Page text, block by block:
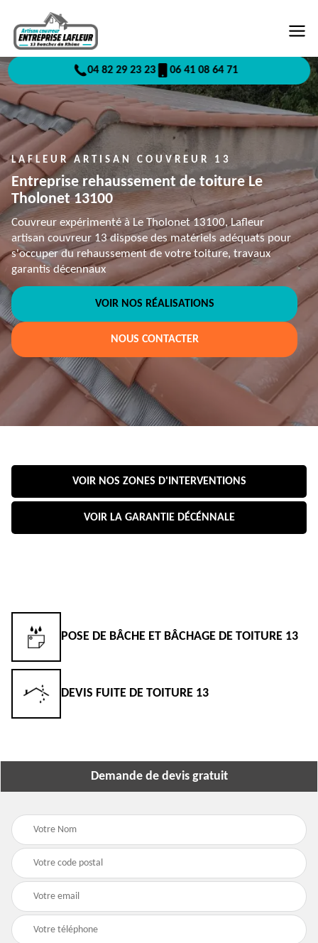
04 82 29 23 23 06 41 08 64 71
LAFLEUR ARTISAN COUVREUR 13
Entreprise rehaussement de toiture Le
Tholonet 13100
Couvreur expérimenté à Le Tholonet 13100, Lafleur
artisan couvreur 13 dispose des matériels adéquats pour
s'occuper du rehaussement de votre toiture, travaux
garantis décennaux
VOIR NOS RÉALISATIONS
NOUS CONTACTER
VOIR NOS ZONES D'INTERVENTIONS
VOIR LA GARANTIE DÉCÉNNALE
POSE DE BÂCHE ET BÂCHAGE DE TOITURE 13
DEVIS FUITE DE TOITURE 13
Demande de devis gratuit